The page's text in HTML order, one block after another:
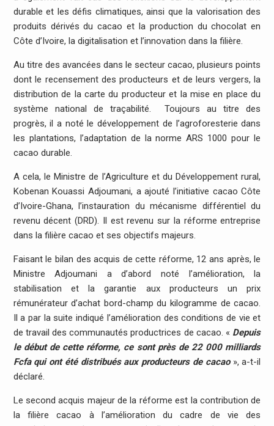
durable et les défis climatiques, ainsi que la valorisation des
produits dérivés du cacao et la production du chocolat en
Côte d’Ivoire, la digitalisation et l’innovation dans la filière.
Au titre des avancées dans le secteur cacao, plusieurs points
dont le recensement des producteurs et de leurs vergers, la
distribution de la carte du producteur et la mise en place du
système national de traçabilité. Toujours au titre des
progrès, il a noté le développement de l’agroforesterie dans
les plantations, l’adaptation de la norme ARS 1000 pour le
cacao durable.
A cela, le Ministre de l’Agriculture et du Développement rural,
Kobenan Kouassi Adjoumani, a ajouté l’initiative cacao Côte
d’Ivoire-Ghana, l’instauration du mécanisme différentiel du
revenu décent (DRD). Il est revenu sur la réforme entreprise
dans la filière cacao et ses objectifs majeurs.
Faisant le bilan des acquis de cette réforme, 12 ans après, le
Ministre Adjoumani a d’abord noté l’amélioration, la
stabilisation et la garantie aux producteurs un prix
rémunérateur d’achat bord-champ du kilogramme de cacao.
Il a par la suite indiqué l’amélioration des conditions de vie et
de travail des communautés productrices de cacao. « Depuis
le début de cette réforme, ce sont près de 22 000 milliards
Fcfa qui ont été distribués aux producteurs de cacao », a-t-il
déclaré.
Le second acquis majeur de la réforme est la contribution de
la filière cacao à l’amélioration du cadre de vie des